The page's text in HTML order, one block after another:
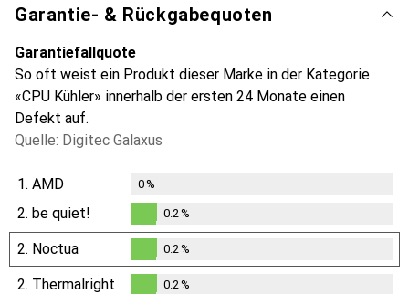
Garantie- & Rückgabequoten
Garantiefallquote
So oft weist ein Produkt dieser Marke in der Kategorie
«CPU Kühler» innerhalb der ersten 24 Monate einen
Defekt auf.
Quelle: Digitec Galaxus
1. AMD 0%
2. be quiet!
0.2%
0.2 %
2. Noctua
0.2%
0.2 %
2. Thermalright 0.2 %